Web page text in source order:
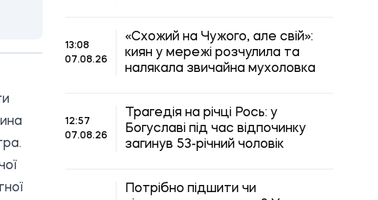
13:08
07.08.26
«Схожий на Чужого, але свій»:
киян у мережі розчулила та
налякала звичайна мухоловка
12:57
07.08.26
Трагедія на річці Рось: у
Богуславі під час відпочинку
загинув 53-річний чоловік
Потрібно підшити чи